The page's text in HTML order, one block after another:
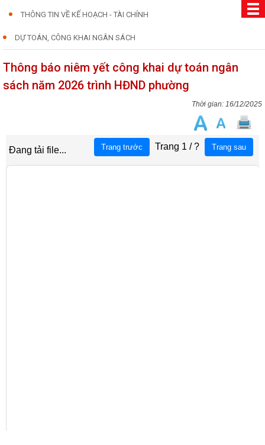
THÔNG TIN VỀ KẾ HOẠCH - TÀI CHÍNH
DỰ TOÁN, CÔNG KHAI NGÂN SÁCH
Thông báo niêm yết công khai dự toán ngân
sách năm 2026 trình HĐND phường
16/12/2025